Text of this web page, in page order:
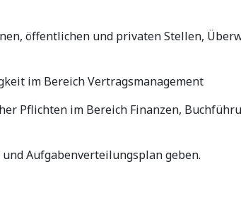
öffentlichen und privaten Stellen,
im Bereich Vertragsmanagement
Pflichten im Bereich Finanzen,
Aufgabenverteilungsplan geben.